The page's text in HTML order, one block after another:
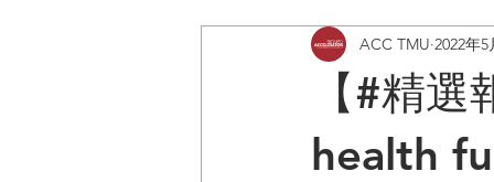
【#精
health
ACC TMU 2022年5